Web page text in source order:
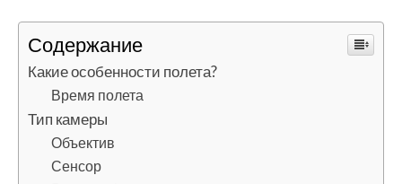
Содержание
Какие особенности полета?
Время полета
Тип камеры
Объектив
Сенсор